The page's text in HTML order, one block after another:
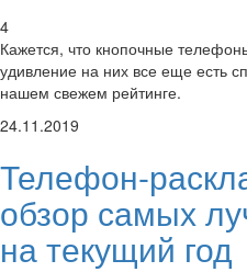
4
Кажется, что кнопочные
удивление на них все еще есть
нашем свежем рейтинге.
24.11.2019
Телефон-
обзор самых
на текущий год